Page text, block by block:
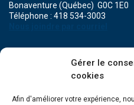
Gérer le
cookies
Afin d'améliorer votre expérience,
Bonaventure (Québec) G0C 1E0
Téléphone : 418 534-3003
471A, boulevard Perron
Maria (Québec) G0C 1Y0